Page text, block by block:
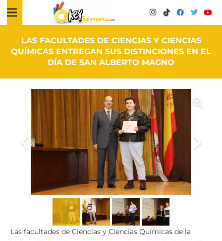
LAS FACULTADES DE CIENCIAS Y CIENCIAS
QUÍMICAS ENTREGAN SUS DISTINCIONES EN EL
DÍA DE SAN ALBERTO MAGNO
Las facultades de Ciencias y Ciencias Químicas de la